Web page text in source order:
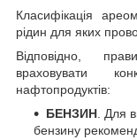
Класифікація
рідин для яких
Відповідно,
враховувати
нафтопродуктів:
БЕНЗИН . Для
бензину